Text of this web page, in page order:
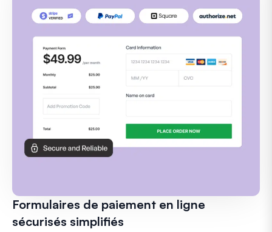
Formulaires de paiement en ligne
sécurisés simplifiés